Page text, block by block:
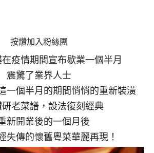
按讚加入粉絲團
疫情期間宣布歇業一個半月
震驚了業界人士
一個半月的期間悄悄的重新裝潢
老菜譜，設法復刻經典
新開業後的一個月後
失傳的懷舊粵菜華麗再現！